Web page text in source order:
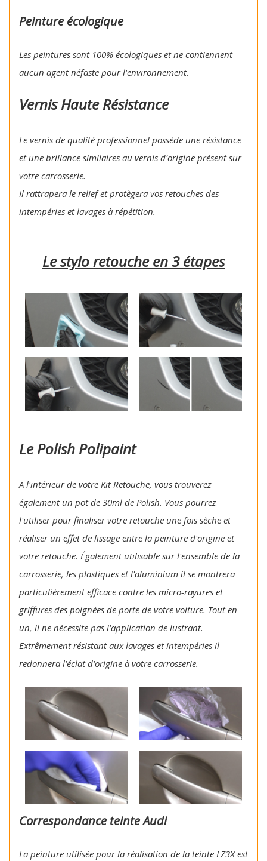
Peinture écologique
Les peintures sont 100% écologiques et ne contiennent
aucun agent néfaste pour l'environnement.
Vernis Haute Résistance
Le vernis de qualité professionnel possède une résistance
et une brillance similaires au vernis d'origine présent sur
votre carrosserie.
Il rattrapera le relief et protègera vos retouches des
intempéries et lavages à répétition.
Le stylo retouche en 3 étapes
Le Polish Polipaint
A l'intérieur de votre Kit Retouche, vous trouverez
également un pot de 30ml de Polish. Vous pourrez
l'utiliser pour finaliser votre retouche une fois sèche et
réaliser un effet de lissage entre la peinture d'origine et
votre retouche. Également utilisable sur l'ensemble de la
carrosserie, les plastiques et l'aluminium il se montrera
particulièrement efficace contre les micro-rayures et
griffures des poignées de porte de votre voiture. Tout en
un, il ne nécessite pas l'application de lustrant.
Extrêmement résistant aux lavages et intempéries il
redonnera l'éclat d'origine à votre carrosserie.
Correspondance teinte Audi
La peinture utilisée pour la réalisation de la teinte LZ3X est